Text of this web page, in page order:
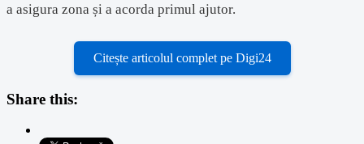
a asigura zona și a acorda primul ajutor.
Citește articolul complet pe Digi24
Share this: